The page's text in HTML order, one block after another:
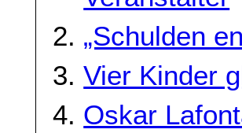
„Schulden
Vier Kinder
Oskar